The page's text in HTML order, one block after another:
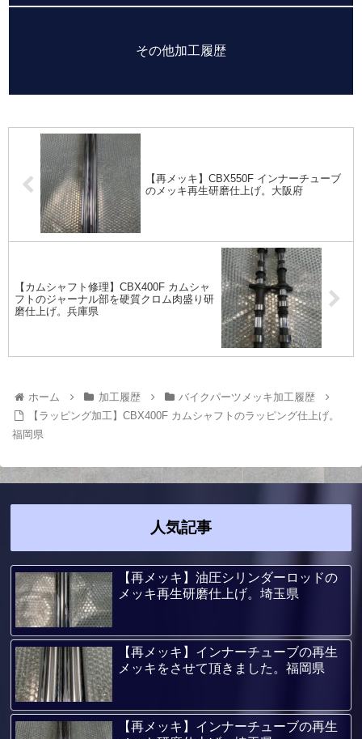
その他加工履歴
【再メッキ】CBX550F インナーチューブ
のメッキ再生研磨仕上げ。大阪府
【カムシャフト修理】CBX400F カムシャ
フトのジャーナル部を硬質クロム肉盛り研
磨仕上げ。兵庫県
ホーム 加工履歴
バイクパーツメッキ加工履歴
【ラッピング加工】CBX400F カムシャフトのラッピング仕上げ。
福岡県
人気記事
【再メッキ】油圧シリンダーロッドの
メッキ再生研磨仕上げ。埼玉県
【再メッキ】インナーチューブの再生
メッキをさせて頂きました。福岡県
【再メッキ】インナーチューブの再生